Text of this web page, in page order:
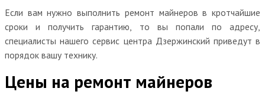
Если вам нужно выполнить ремонт майнеров в кротчайшие
сроки и получить гарантию, то вы попали по адресу,
специалисты нашего сервис центра Дзержинский приведут в
порядок вашу технику.
Цены на ремонт майнеров